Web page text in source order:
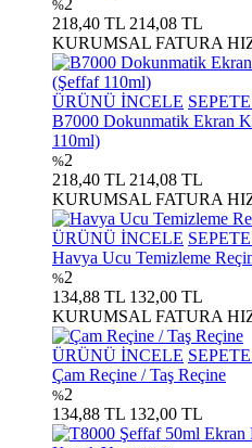
%2
218,40 TL 214,08 TL
KURUMSAL FATURA
ÜRÜNÜ İNCELE
B7000 Dokunmatik Ekran
110ml)
%2
218,40 TL 214,08 TL
KURUMSAL FATURA
ÜRÜNÜ İNCELE
Havya Ucu Temizleme
%2
134,88 TL 132,00 TL
KURUMSAL FATURA
ÜRÜNÜ İNCELE
Çam Reçine / Taş Reçine
%2
134,88 TL 132,00 TL